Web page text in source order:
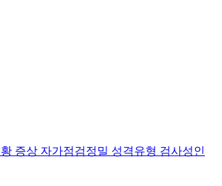
증상 자가점검정밀 성격유형 검사성인